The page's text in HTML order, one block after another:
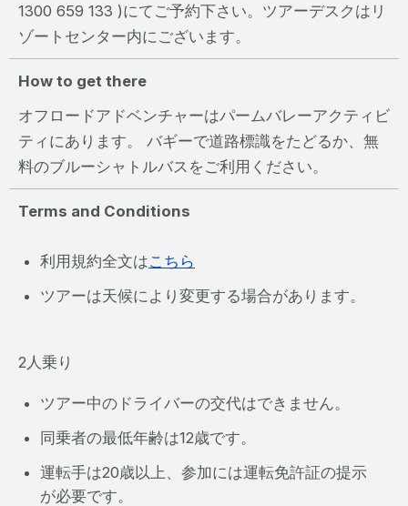
1300 659 133 )にてご予約下さい。ツアーデスクはリ
ゾートセンター内にございます。
How to get there
オフロードアドベンチャーはパームバレーアクティビ
ティにあります。 バギーで道路標識をたどるか、無
料のブルーシャトルバスをご利用ください。
Terms and Conditions
利用規約全文はこちら
ツアーは天候により変更する場合があります。
2人乗り
ツアー中のドライバーの交代はできません。
同乗者の最低年齢は12歳です。
運転手は20歳以上、参加には運転免許証の提示
が必要です。